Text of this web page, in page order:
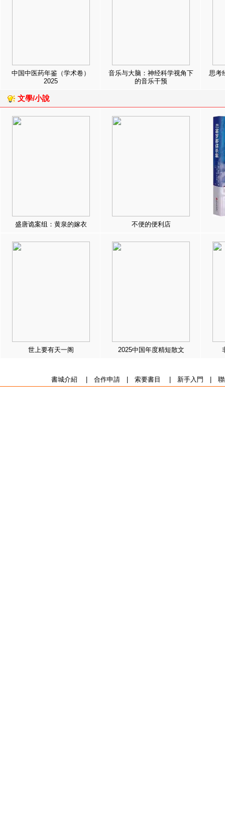
中国中医药年鉴（学术卷）
2025
音乐与大脑：神经科学视角下
的音乐干预
思考
文學/小說
盛唐诡案组：黄泉的嫁衣 不便的便利店
世上要有天一阁 2025中国年度精短散文
書城介紹 合作申請| 索要書目 新手入門